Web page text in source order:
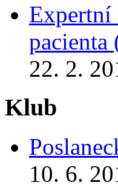
Expertní
pacienta
22. 2.
Klub
10. 6.